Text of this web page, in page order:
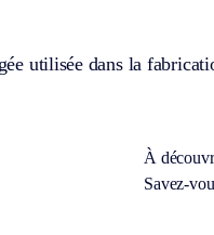
utilisée dans la
À
Savez-